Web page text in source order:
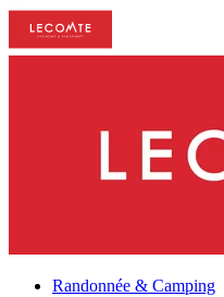
Randonnée & Camping